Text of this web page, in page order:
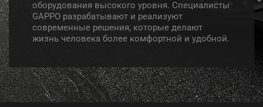
оборудования высокого уровня. Специалисты
GAPPO разрабатывают и реализуют
современные решения, которые делают
жизнь человека более комфортной и удобной.